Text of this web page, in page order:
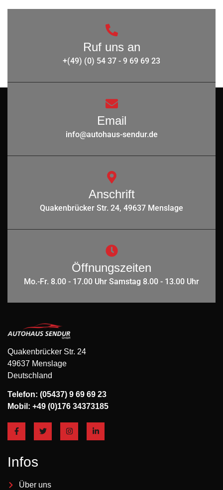
Ruf uns an
+(49) (0) 54 37 - 9 69 69 23
Email
info@autohaus-sendur.de
Anschrift
Quakenbrücker Str. 24, 49637 Menslage
Öffnungszeiten
Mo.-Fr. 8.00 - 17.00 Uhr Samstag 8.00 - 13.00 Uhr
Quakenbrücker Str. 24
49637 Menslage
Deutschland
Telefon: (05437) 9 69 69 23
Mobil: +49 (0)176 34373185
Infos
Über uns